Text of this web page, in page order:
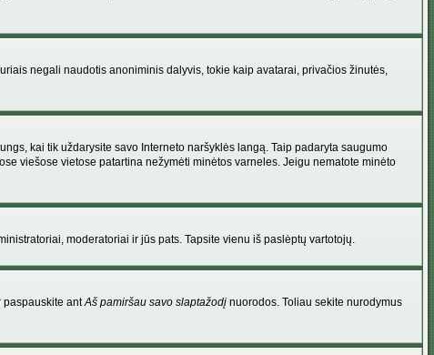
negali naudotis anoniminis dalyvis, tokie kaip avatarai, privačios žinutės,
kai tik uždarysite savo Interneto naršyklės langą. Taip padaryta saugumo
viešose vietose patartina nežymėti minėtos varneles. Jeigu nematote minėto
moderatoriai ir jūs pats. Tapsite vienu iš paslėptų vartotojų.
paspauskite antAš pamiršau savo slaptažodį nuorodos. Toliau sekite nurodymus